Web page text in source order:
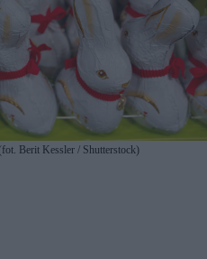
Berit Kessler / Shutterstock)